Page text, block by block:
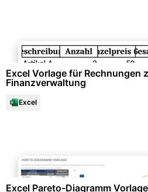
Excel Vorlage für Rechnungen
Finanzverwaltung
Excel
Excel Pareto-Diagramm